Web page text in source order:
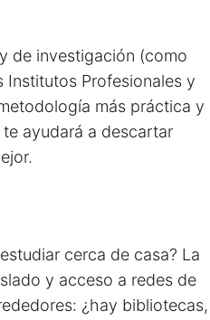
de investigación (como
Institutos Profesionales y
más práctica y
ayudará a descartar
cerca de casa? La
y acceso a redes de
¿hay bibliotecas,